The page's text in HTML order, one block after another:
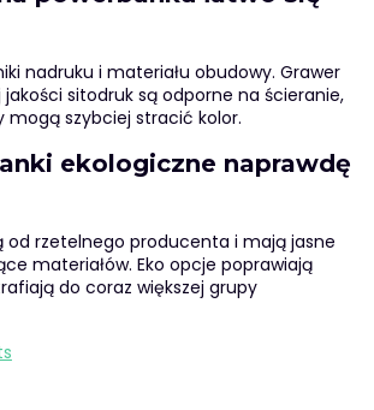
nadruku i materiału obudowy. Grawer
jakości sitodruk są odporne na ścieranie,
szybciej stracić kolor.
ekologiczne naprawdę
od rzetelnego producenta i mają jasne
materiałów. Eko opcje poprawiają
do coraz większej grupy